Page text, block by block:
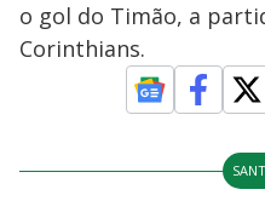
o
s
o gol do Timão, a
Corinthians.